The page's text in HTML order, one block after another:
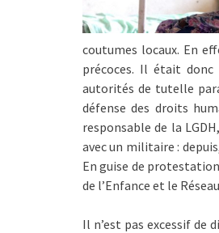
coutumes locaux. En
précoces. Il était donc
autorités de tutelle
défense des droits
responsable de la
avec un militaire :
En guise de
de l’Enfance et le
Il n’est pas excessif de